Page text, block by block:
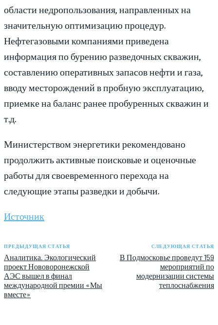
области недропользования, направленных на
значительную оптимизацию процедур.
Нефтегазовыми компаниями приведена
информация по бурению разведочных скважин,
составлению оперативных запасов нефти и газа,
вводу месторождений в пробную эксплуатацию,
приемке на баланс ранее пробуренных скважин и
т.д.
Министерством энергетики рекомендовано
продолжить активные поисковые и оценочные
работы для своевременного перехода на
следующие этапы разведки и добычи.
Источник
ПРЕДЫДУЩАЯ СТАТЬЯ
Аналитика. Экологический
проект Нововоронежской
АЭС вышел в финал
международной премии «Мы
вместе»
СЛЕДУЮЩАЯ СТАТЬЯ
В Подмосковье проведут 159
мероприятий по
модернизации системы
теплоснабжения